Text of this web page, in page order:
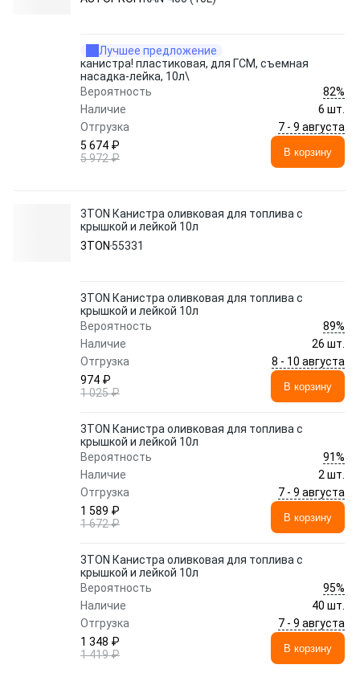
Лучшее предложение
канистра! пластиковая, для ГСМ, съемная
насадка-лейка, 10л\
Вероятность
82%
Наличие
6 шт.
Отгрузка
7 - 9 августа
5 674 ₽
5 972 ₽
В корзину
3TON Канистра оливковая для топлива с
крышкой и лейкой 10л
3TON 55331
3TON Канистра оливковая для топлива с
крышкой и лейкой 10л
Вероятность
89%
Наличие
26 шт.
Отгрузка
8 - 10 августа
974 ₽
1 025 ₽
В корзину
3TON Канистра оливковая для топлива с
крышкой и лейкой 10л
Вероятность
91%
Наличие
2 шт.
Отгрузка
7 - 9 августа
1 589 ₽
1 672 ₽
В корзину
3TON Канистра оливковая для топлива с
крышкой и лейкой 10л
Вероятность
95%
Наличие
40 шт.
Отгрузка
7 - 9 августа
1 348 ₽
1 419 ₽
В корзину